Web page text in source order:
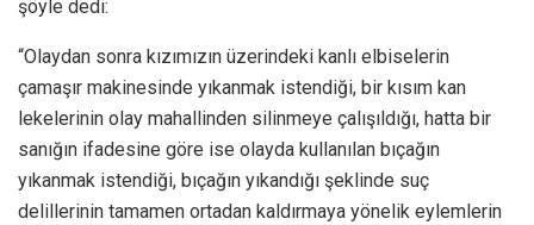
şöyle dedi:
“Olaydan sonra kızımızın üzerindeki kanlı elbiselerin
çamaşır makinesinde yıkanmak istendiği, bir kısım kan
lekelerinin olay mahallinden silinmeye çalışıldığı, hatta bir
sanığın ifadesine göre ise olayda kullanılan bıçağın
yıkanmak istendiği, bıçağın yıkandığı şeklinde suç
delillerinin tamamen ortadan kaldırmaya yönelik eylemlerin